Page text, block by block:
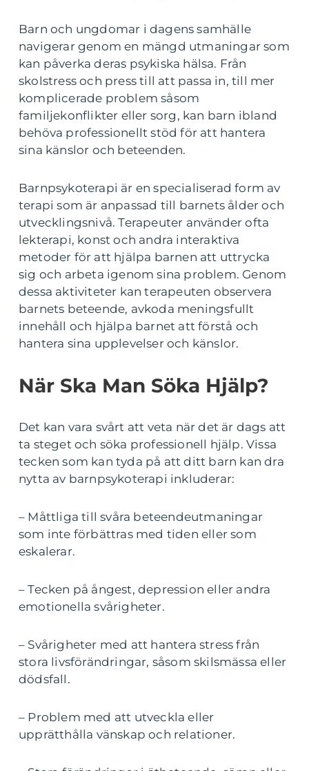
Barn och ungdomar i dagens samhälle
navigerar genom en mängd utmaningar som
kan påverka deras psykiska hälsa. Från
skolstress och press till att passa in, till mer
komplicerade problem såsom
familjekonflikter eller sorg, kan barn ibland
behöva professionellt stöd för att hantera
sina känslor och beteenden.
Barnpsykoterapi är en specialiserad form av
terapi som är anpassad till barnets ålder och
utvecklingsnivå. Terapeuter använder ofta
lekterapi, konst och andra interaktiva
metoder för att hjälpa barnen att uttrycka
sig och arbeta igenom sina problem. Genom
dessa aktiviteter kan terapeuten observera
barnets beteende, avkoda meningsfullt
innehåll och hjälpa barnet att förstå och
hantera sina upplevelser och känslor.
När Ska Man Söka Hjälp?
Det kan vara svårt att veta när det är dags att
ta steget och söka professionell hjälp. Vissa
tecken som kan tyda på att ditt barn kan dra
nytta av barnpsykoterapi inkluderar:
– Måttliga till svåra beteendeutmaningar
som inte förbättras med tiden eller som
eskalerar.
– Tecken på ångest, depression eller andra
emotionella svårigheter.
– Svårigheter med att hantera stress från
stora livsförändringar, såsom skilsmässa eller
dödsfall.
– Problem med att utveckla eller
upprätthålla vänskap och relationer.